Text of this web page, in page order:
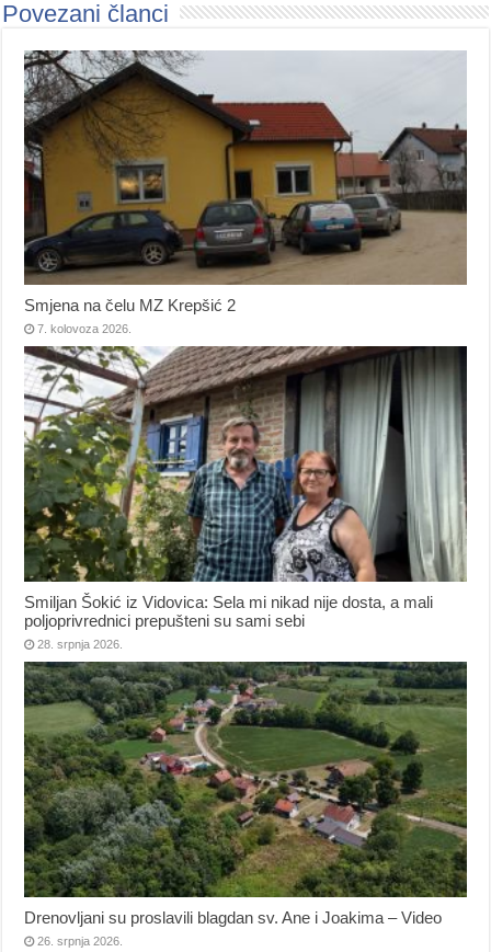
Povezani članci
Smjena na čelu MZ Krepšić 2
7. kolovoza 2026.
Smiljan Šokić iz Vidovica: Sela mi nikad nije dosta, a mali
poljoprivrednici prepušteni su sami sebi
28. srpnja 2026.
Drenovljani su proslavili blagdan sv. Ane i Joakima – Video
26. srpnja 2026.